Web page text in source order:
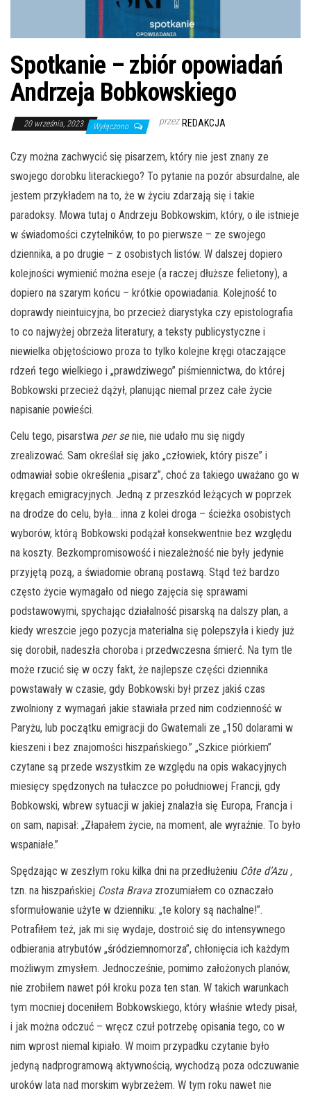
Spotkanie – zbiór opowiadań
Andrzeja Bobkowskiego
20 września, 2023 Wyłączono przez REDAKCJA
Czy można zachwycić się pisarzem, który nie jest znany ze
swojego dorobku literackiego? To pytanie na pozór absurdalne, ale
jestem przykładem na to, że w życiu zdarzają się i takie
paradoksy. Mowa tutaj o Andrzeju Bobkowskim, który, o ile istnieje
w świadomości czytelników, to po pierwsze – ze swojego
dziennika, a po drugie – z osobistych listów. W dalszej dopiero
kolejności wymienić można eseje (a raczej dłuższe felietony), a
dopiero na szarym końcu – krótkie opowiadania. Kolejność to
doprawdy nieintuicyjna, bo przecież diarystyka czy epistolografia
to co najwyżej obrzeża literatury, a teksty publicystyczne i
niewielka objętościowo proza to tylko kolejne kręgi otaczające
rdzeń tego wielkiego i „prawdziwego” piśmiennictwa, do której
Bobkowski przecież dążył, planując niemal przez całe życie
napisanie powieści.
Celu tego, pisarstwa per senie, nie udało mu się nigdy
zrealizować. Sam określał się jako „człowiek, który pisze” i
odmawiał sobie określenia „pisarz”, choć za takiego uważano go w
kręgach emigracyjnych. Jedną z przeszkód leżących w poprzek
na drodze do celu, była… inna z kolei droga – ścieżka osobistych
wyborów, którą Bobkowski podążał konsekwentnie bez względu
na koszty. Bezkompromisowość i niezależność nie były jedynie
przyjętą pozą, a świadomie obraną postawą. Stąd też bardzo
często życie wymagało od niego zajęcia się sprawami
podstawowymi, spychając działalność pisarską na dalszy plan, a
kiedy wreszcie jego pozycja materialna się polepszyła i kiedy już
się dorobił, nadeszła choroba i przedwczesna śmierć. Na tym tle
może rzucić się w oczy fakt, że najlepsze części dziennika
powstawały w czasie, gdy Bobkowski był przez jakiś czas
zwolniony z wymagań jakie stawiała przed nim codzienność w
Paryżu, lub początku emigracji do Gwatemali ze „150 dolarami w
kieszeni i bez znajomości hiszpańskiego.” „Szkice piórkiem”
czytane są przede wszystkim ze względu na opis wakacyjnych
miesięcy spędzonych na tułaczce po południowej Francji, gdy
Bobkowski, wbrew sytuacji w jakiej znalazła się Europa, Francja i
on sam, napisał: „Złapałem życie, na moment, ale wyraźnie. To było
wspaniałe.”
Spędzając w zeszłym roku kilka dni na przedłużeniu Côte d’Azu,
tzn. na hiszpańskiej Costa Brava zrozumiałem co oznaczało
sformułowanie użyte w dzienniku: „te kolory są nachalne!”.
Potrafiłem też, jak mi się wydaje, dostroić się do intensywnego
odbierania atrybutów „śródziemnomorza”, chłonięcia ich każdym
możliwym zmysłem. Jednocześnie, pomimo założonych planów,
nie zrobiłem nawet pół kroku poza ten stan. W takich warunkach
tym mocniej doceniłem Bobkowskiego, który właśnie wtedy pisał,
i jak można odczuć – wręcz czuł potrzebę opisania tego, co w
nim wprost niemal kipiało. W moim przypadku czytanie było
jedyną nadprogramową aktywnością, wychodzą poza odczuwanie
uroków lata nad morskim wybrzeżem. W tym roku nawet nie